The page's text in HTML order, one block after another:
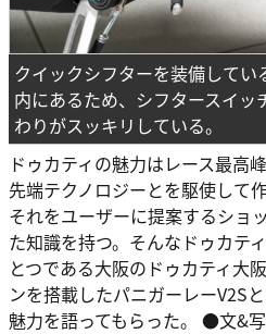
クイックシフターを装備して
内にあるため、シフタースイッ
わりがスッキリしている。
ドゥカティの魅力はレース最高
先端テクノロジーとを駆使して
それをユーザーに提案するショ
た知識を持つ。そんなドゥカテ
とつである大阪のドゥカティ大
ンを搭載したパニガーレーV2S
魅力を語ってもらった。 ●文&